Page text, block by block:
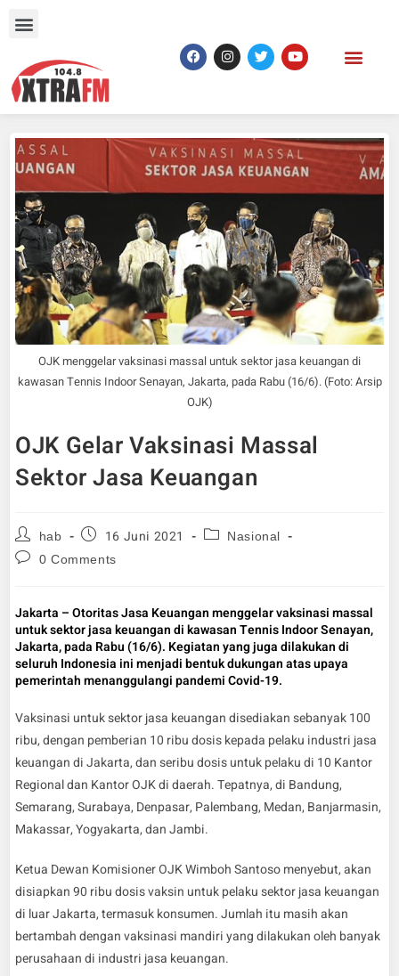
OJK menggelar vaksinasi massal untuk sektor jasa keuangan di
kawasan Tennis Indoor Senayan, Jakarta, pada Rabu (16/6). (Foto: Arsip
OJK)
OJK Gelar Vaksinasi Massal
Sektor Jasa Keuangan
hab 16 Juni 2021
Nasional
0 Comments
Jakarta – Otoritas Jasa Keuangan menggelar vaksinasi massal
untuk sektor jasa keuangan di kawasan Tennis Indoor Senayan,
Jakarta, pada Rabu (16/6). Kegiatan yang juga dilakukan di
seluruh Indonesia ini menjadi bentuk dukungan atas upaya
pemerintah menanggulangi pandemi Covid-19.
Vaksinasi untuk sektor jasa keuangan disediakan sebanyak 100
ribu, dengan pemberian 10 ribu dosis kepada pelaku industri jasa
keuangan di Jakarta, dan seribu dosis untuk pelaku di 10 Kantor
Regional dan Kantor OJK di daerah. Tepatnya, di Bandung,
Semarang, Surabaya, Denpasar, Palembang, Medan, Banjarmasin,
Makassar, Yogyakarta, dan Jambi.
Ketua Dewan Komisioner OJK Wimboh Santoso menyebut, akan
disiapkan 90 ribu dosis vaksin untuk pelaku sektor jasa keuangan
di luar Jakarta, termasuk konsumen. Jumlah itu masih akan
bertambah dengan vaksinasi mandiri yang dilakukan oleh banyak
perusahaan di industri jasa keuangan.